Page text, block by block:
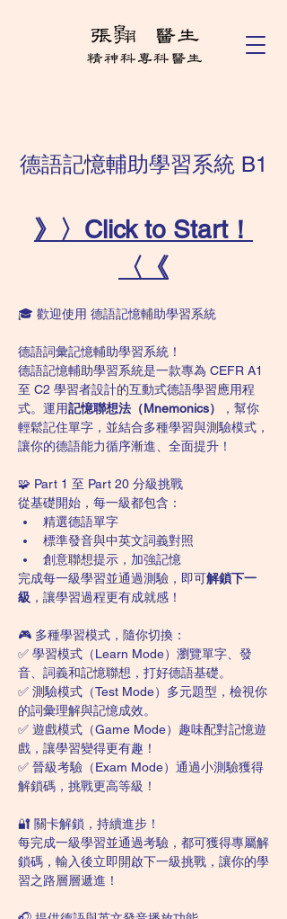
德語記憶輔助學習系統 B1
》〉Click to Start！
〈《
🎓 歡迎使用 德語記憶輔助學習系統
德語詞彙記憶輔助學習系統！
德語記憶輔助學習系統是一款專為 CEFR A1
至 C2 學習者設計的互動式德語學習應用程
式。運用記憶聯想法（Mnemonics）
，幫你
輕鬆記住單字，並結合多種學習與測驗模式，
讓你的德語能力循序漸進、全面提升！
🧩 Part 1 至 Part 20 分級挑戰
從基礎開始，每一級都包含：
精選德語單字
標準發音與中英文詞義對照
創意聯想提示，加強記憶
完成每一級學習並通過測驗，即可解鎖下一
級 ，讓學習過程更有成就感！
🎮 多種學習模式，隨你切換：
✅ 學習模式（Learn Mode）瀏覽單字、發
音、詞義和記憶聯想，打好德語基礎。
✅ 測驗模式（Test Mode）多元題型，檢視你
的詞彙理解與記憶成效。
✅ 遊戲模式（Game Mode）趣味配對記憶遊
戲，讓學習變得更有趣！
✅ 晉級考驗（Exam Mode）通過小測驗獲得
解鎖碼，挑戰更高等級！
🔐 關卡解鎖，持續進步！
每完成一級學習並通過考驗，都可獲得專屬解
鎖碼，輸入後立即開啟下一級挑戰，讓你的學
習之路層層遞進！